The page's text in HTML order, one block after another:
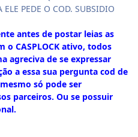
PEDE O COD. SUBSIDIO
antes de postar leias as
o CASPLOCK ativo, todos
agreciva de se expressar
a essa sua pergunta cod de
só pode ser
parceiros. Ou se possuir